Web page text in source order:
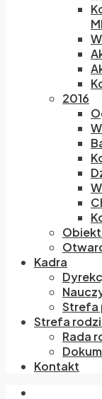
2016
Kadra
Strefa
Strefa
Rada
Kontakt